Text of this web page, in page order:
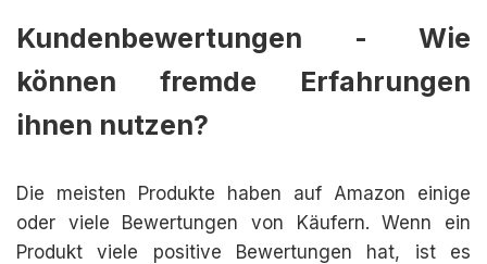
Kundenbewertungen - Wie
können fremde Erfahrungen
ihnen nutzen?
Die meisten Produkte haben auf Amazon einige
oder viele Bewertungen von Käufern. Wenn ein
Produkt viele positive Bewertungen hat, ist es